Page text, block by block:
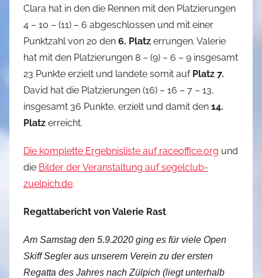
Clara hat in den die Rennen mit den Platzierungen
4 – 10 – (11) – 6 abgeschlossen und mit einer
Punktzahl von 20 den 6. Platz errungen. Valerie
hat mit den Platzierungen 8 – (9) – 6 – 9 insgesamt
23 Punkte erzielt und landete somit auf Platz 7.
David hat die Platzierungen (16) – 16 – 7 – 13,
insgesamt 36 Punkte, erzielt und damit den 14.
Platz erreicht.
Die komplette Ergebnisliste auf raceoffice.org und
die Bilder der Veranstaltung auf segelclub-
zuelpich.de.
Regattabericht von Valerie Rast
Am Samstag den 5.9.2020 ging es für viele Open
Skiff Segler aus unserem Verein zu der ersten
Regatta des Jahres nach Zülpich (liegt unterhalb